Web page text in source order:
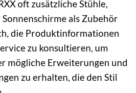
oft zusätzliche Stühle,
als Zubehör
die Produktinformationen
zu konsultieren, um
mögliche Erweiterungen und
zu erhalten, die den Stil